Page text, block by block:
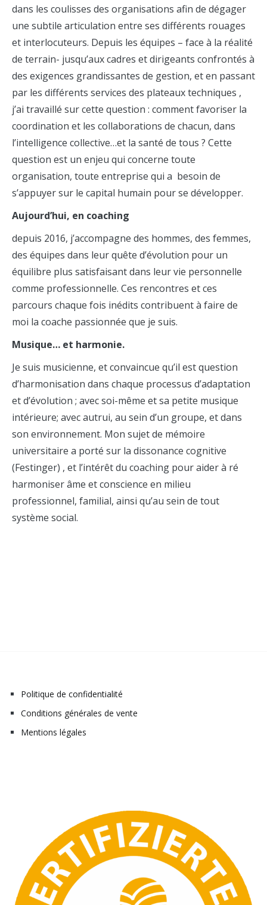
dans les coulisses des organisations afin de dégager
une subtile articulation entre ses différents rouages
et interlocuteurs. Depuis les équipes – face à la réalité
de terrain- jusqu’aux cadres et dirigeants confrontés à
des exigences grandissantes de gestion, et en passant
par les différents services des plateaux techniques ,
j’ai travaillé sur cette question : comment favoriser la
coordination et les collaborations de chacun, dans
l’intelligence collective…et la santé de tous ? Cette
question est un enjeu qui concerne toute
organisation, toute entreprise qui a besoin de
s’appuyer sur le capital humain pour se développer.
Aujourd’hui, en coaching
depuis 2016, j’accompagne des hommes, des femmes,
des équipes dans leur quête d’évolution pour un
équilibre plus satisfaisant dans leur vie personnelle
comme professionnelle. Ces rencontres et ces
parcours chaque fois inédits contribuent à faire de
moi la coache passionnée que je suis.
Musique… et harmonie.
Je suis musicienne, et convaincue qu’il est question
d’harmonisation dans chaque processus d’adaptation
et d’évolution ; avec soi-même et sa petite musique
intérieure; avec autrui, au sein d’un groupe, et dans
son environnement. Mon sujet de mémoire
universitaire a porté sur la dissonance cognitive
(Festinger) , et l’intérêt du coaching pour aider à ré
harmoniser âme et conscience en milieu
professionnel, familial, ainsi qu’au sein de tout
système social.
Politique de confidentialité
Conditions générales de vente
Mentions légales